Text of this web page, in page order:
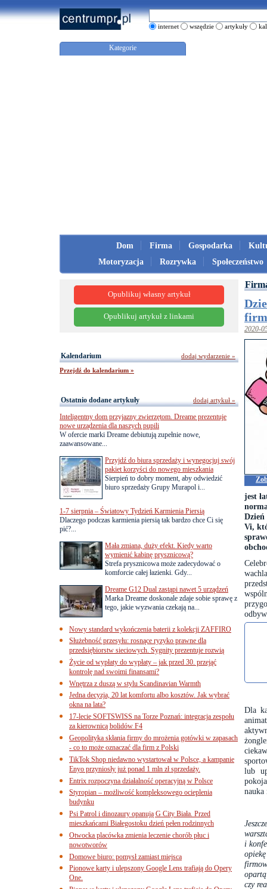
internet wszędzie artykuły
Kategorie
Dom Firma Gospodarka
Motoryzacja
Rozrywka Społeczeństwo
2020-
jest
Dzień
Vi,
Dla
lub
nauka
i
czy
Opublikuj własny artykuł
Opublikuj artykuł z linkami
Kalendarium
Przejdź do kalendarium »
dodaj wydarzenie »
Ostatnio dodane artykuły
Inteligentny dom przyjazny zwierzętom. Dreame prezentuje
nowe urządzenia dla naszych pupili
W ofercie marki Dreame debiutują zupełnie nowe,
zaawansowane...
Przyjdź do biura sprzedaży i wynegocjuj swój
pakiet korzyści do nowego mieszkania
Sierpień to dobry moment, aby odwiedzić
biuro sprzedaży Grupy Murapol i...
1-7 sierpnia – Światowy Tydzień Karmienia Piersią
Dlaczego podczas karmienia piersią tak bardzo chce Ci się
pić?...
Mała zmiana, duży efekt. Kiedy warto
wymienić kabinę prysznicową?
Strefa prysznicowa może zadecydować o
komforcie całej łazienki. Gdy...
Dreame G12 Dual zastąpi nawet 5 urządzeń
Marka Dreame doskonale zdaje sobie sprawę z
tego, jakie wyzwania czekają na...
Nowy standard wykończenia baterii z kolekcji ZAFFIRO
Służebność przesyłu: rosnące ryzyko prawne dla
przedsiębiorstw sieciowych. Sygnity prezentuje rozwią
Życie od wypłaty do wypłaty – jak przed 30. przejąć
kontrolę nad swoimi finansami?
Wnętrza z duszą w stylu Scandinavian Warmth
Jedna decyzja, 20 lat komfortu albo kosztów. Jak wybrać
okna na lata?
17-lecie SOFTSWISS na Torze Poznań: integracja zespołu
za kierownicą bolidów F4
Geopolityka skłania firmy do mrożenia gotówki w zapasach
- co to może oznaczać dla firm z Polski
TikTok Shop niedawno wystartował w Polsce, a kampanie
Enyo przyniosły już ponad 1 mln zł sprzedaży.
Entrix rozpoczyna działalność operacyjną w Polsce
Styropian – możliwość kompleksowego ocieplenia
budynku
Psi Patrol i dinozaury opanują G City Biała. Przed
mieszkańcami Białegostoku dzień pełen rodzinnych
Otwocka placówka zmienia leczenie chorób płuc i
nowotworów
Domowe biuro: pomysł zamiast miejsca
Pionowe karty i ulepszony Google Lens trafiają do Opery
One.
dodaj artykuł »